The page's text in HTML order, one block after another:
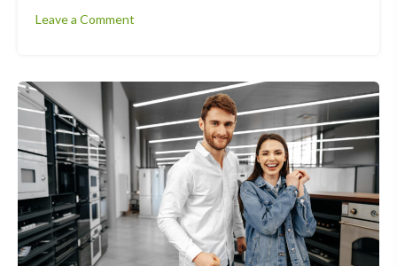
Leave a Comment
–
inwestycja
w
edukację
i
bezpieczeństwo